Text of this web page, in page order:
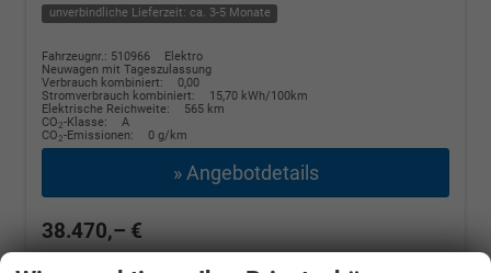
unverbindliche Lieferzeit: ca. 3-5 Monate
Fahrzeugnr.: 510966
Elektro
Neuwagen mit Tageszulassung
Verbrauch kombiniert:
0,00
Stromverbrauch kombiniert:
15,70 kWh/100km
Elektrische Reichweite:
565 km
CO2-Klasse:
A
CO2-Emissionen: 0 g/km
» Angebotdetails
38.470,– €